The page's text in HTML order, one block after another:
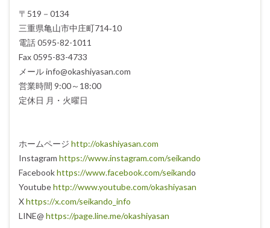
〒519－0134
三重県亀山市中庄町714‐10
電話 0595-82-1011
Fax 0595-83-4733
メール info@okashiyasan.com
営業時間 9:00～18:00
定休日 月・火曜日
ホームページ http://okashiyasan.com
Instagram https://www.instagram.com/seikando
Facebookhttps://www.facebook.com/seikando
Youtubehttp://www.youtube.com/okashiyasan
Xhttps://x.com/seikando_info
LINE@ https://page.line.me/okashiyasan